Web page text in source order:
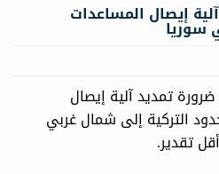
إيصال المساعدات
سوريا
تمديد آلية إيصال
التركية إلى شمال غربي